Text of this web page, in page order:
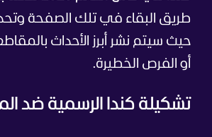
طريق البقاء في تلك الصفحة
حيث سيتم نشر أبرز الأحداث
أو الفرص الخطيرة.
تشكيلة كندا الرسمية ضد